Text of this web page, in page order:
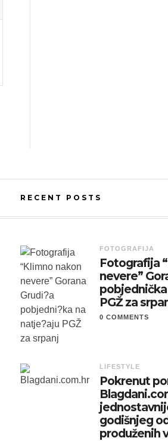
RECENT POSTS
FOTOGRAFIJA
Fotografija
nevere”
PGŽ za
0 COMMENTS
LIFESTYLE
Pokrenut
godišnjeg
produženih